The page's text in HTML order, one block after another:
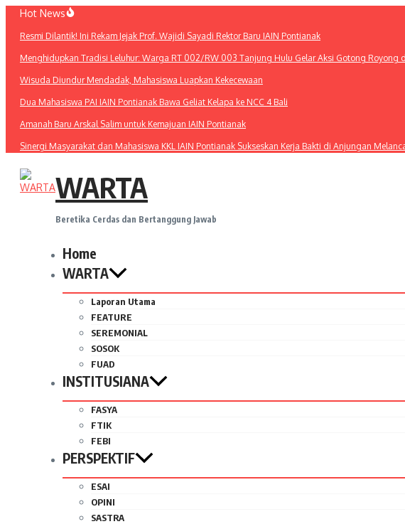
Lewati
konten
Hot News
Resmi Dilantik! Ini Rekam Jejak Prof. Wajidi Sayadi Rektor Baru IAIN Pontianak
Menghidupkan Tradisi Leluhur: Warga RT 002/RW 003 Tanjung Hulu Gelar Aksi Gotong Royong
Wisuda Diundur Mendadak, Mahasiswa Luapkan Kekecewaan
Dua Mahasiswa PAI IAIN Pontianak Bawa Geliat Kelapa ke NCC 4 Bali
Amanah Baru Arskal Salim untuk Kemajuan IAIN Pontianak
Sinergi Masyarakat dan Mahasiswa KKL IAIN Pontianak Sukseskan Kerja Bakti di Anjungan
WARTA
Beretika Cerdas dan Bertanggung Jawab
Home
WARTA
Laporan Utama
FEATURE
SEREMONIAL
SOSOK
FUAD
INSTITUSIANA
FASYA
FTIK
FEBI
PERSPEKTIF
ESAI
OPINI
SASTRA